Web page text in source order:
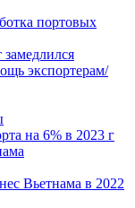
портовых
экспортерам/
на 6% в 2023 г
Вьетнама в 2022